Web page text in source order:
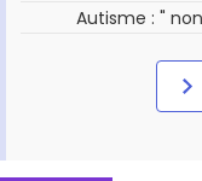
Autisme : "